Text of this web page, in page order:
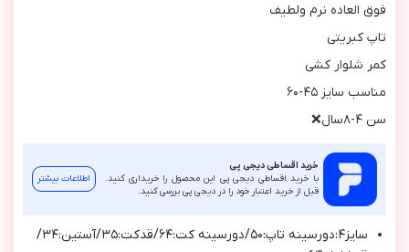
فوق العاده نرم ولطيف
تاپ كبريتي
كمر شلوار كشي
مناسب سايز ٤٥-٦٠
سن ٤-٨سال❌
خرید اقساطی دیجی پی
با خرید اقساطی دیجی پی این محصول را خریداری کنید.
قبل از خرید اعتبار خود را در دیجی پی بررسی کنید.
اطلاعات بیشتر
سايز٤:دورسينه تاپ:٥٠/دورسينه كت:٦٤/قدكت:٣٥/آستين:٣٤/